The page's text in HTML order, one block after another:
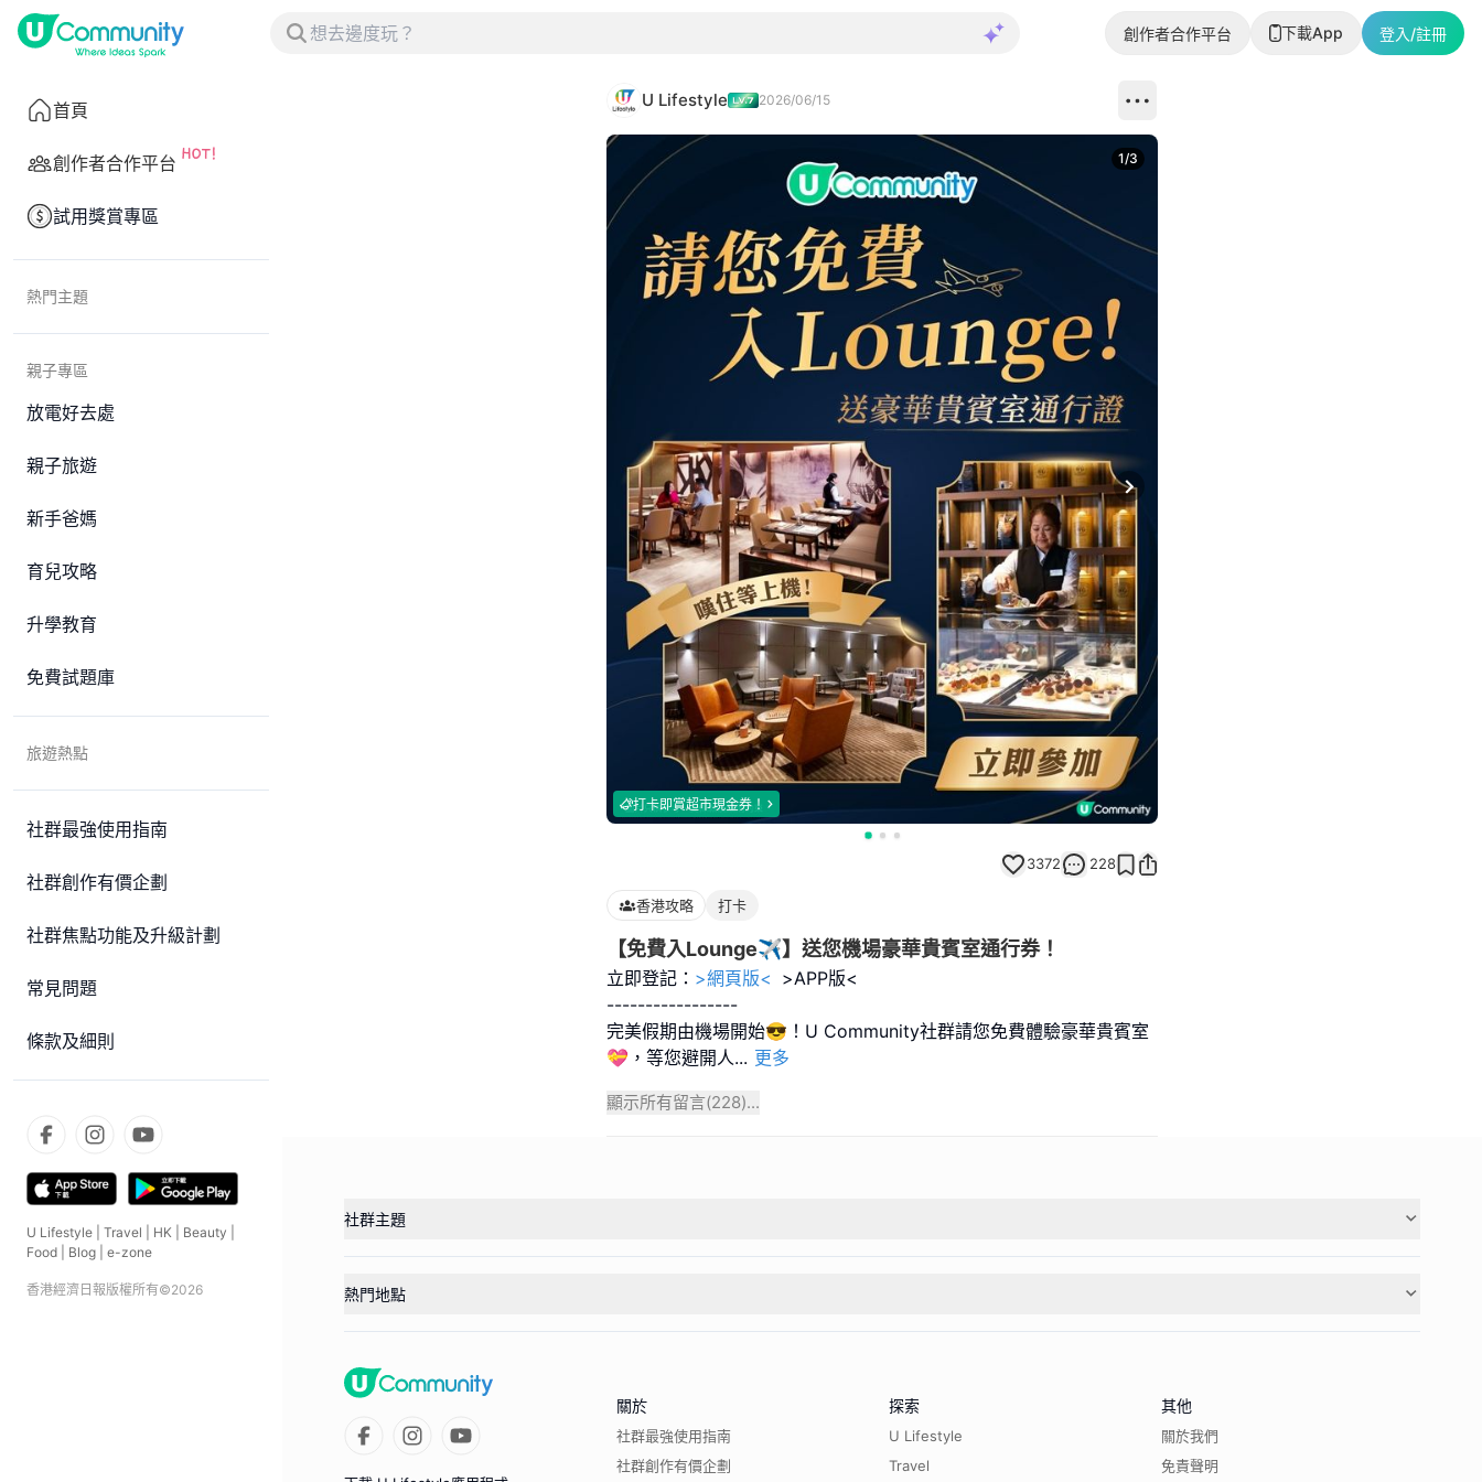
創作者合作平台 下載App 登入/註冊
首頁
創作者合作平台
試用獎賞專區
熱門主題
親子專區
放電好去處
親子旅遊
新手爸媽
育兒攻略
升學教育
免費試題庫
旅遊熱點
社群最強使用指南
社群創作有價企劃
社群焦點功能及升級計劃
常見問題
條款及細則
U Lifestyle Travel HK Beauty
Food
Blog e-zone
香港經濟日報版權所有©2026
U Lifestyle 2026/06/15
打卡即賞超市現金券！
Next slide
1/3
3372 228
香港攻略 打卡
【免費入Lounge✈️】送您機場豪華貴賓室通行券！
立即登記： >網頁版< >APP版<
-----------------
完美假期由機場開始😎！U Community社群請您免費體驗豪華貴賓室
💝，等您避開人... 更多
顯示所有留言(228)...
社群主題
熱門地點
關於
社群最強使用指南
社群創作有價企劃
探索
U Lifestyle
Travel
其他
關於我們
免責聲明